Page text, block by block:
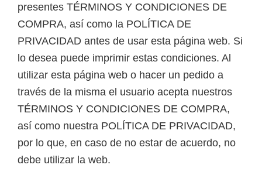
presentes TÉRMINOS Y CONDICIONES DE
COMPRA, así como la POLÍTICA DE
PRIVACIDAD antes de usar esta página web. Si
lo desea puede imprimir estas condiciones. Al
utilizar esta página web o hacer un pedido a
través de la misma el usuario acepta nuestros
TÉRMINOS Y CONDICIONES DE COMPRA,
así como nuestra POLÍTICA DE PRIVACIDAD,
por lo que, en caso de no estar de acuerdo, no
debe utilizar la web.